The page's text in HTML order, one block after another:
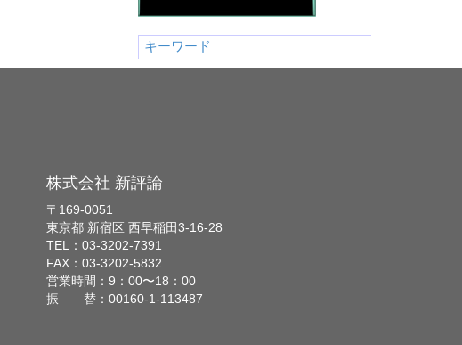
キーワード
株式会社 新評論
〒169-0051
東京都 新宿区 西早稲田3-16-28
TEL：03-3202-7391
FAX：03-3202-5832
営業時間：9：00〜18：00
振 替：00160-1-113487